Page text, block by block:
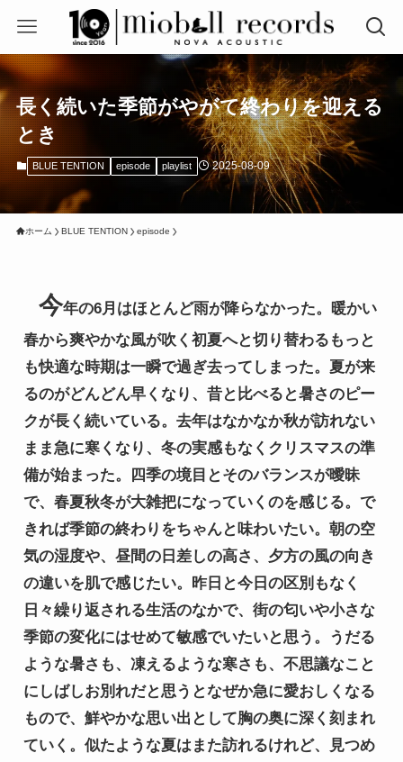
長く続いた季節がやがて終わりを迎える
とき
BLUE TENTION episode playlist 2025-08-09
ホーム BLUE TENTION episode
今年の6月はほとんど雨が降らなかった。暖かい
春から爽やかな風が吹く初夏へと切り替わるもっと
も快適な時期は一瞬で過ぎ去ってしまった。夏が来
るのがどんどん早くなり、昔と比べると暑さのピー
クが長く続いている。去年はなかなか秋が訪れない
まま急に寒くなり、冬の実感もなくクリスマスの準
備が始まった。四季の境目とそのバランスが曖昧
で、春夏秋冬が大雑把になっていくのを感じる。で
きれば季節の終わりをちゃんと味わいたい。朝の空
気の湿度や、昼間の日差しの高さ、夕方の風の向き
の違いを肌で感じたい。昨日と今日の区別もなく
日々繰り返される生活のなかで、街の匂いや小さな
季節の変化にはせめて敏感でいたいと思う。うだる
ような暑さも、凍えるような寒さも、不思議なこと
にしばしお別れだと思うとなぜか急に愛おしくなる
もので、鮮やかな思い出として胸の奥に深く刻まれ
ていく。似たような夏はまた訪れるけれど、見つめ